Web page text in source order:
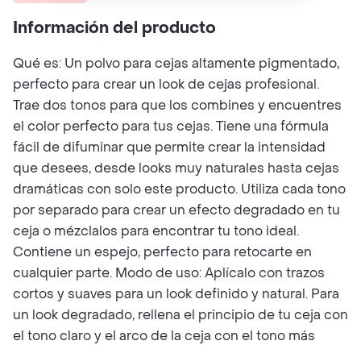
Información del producto
Qué es: Un polvo para cejas altamente pigmentado,
perfecto para crear un look de cejas profesional.
Trae dos tonos para que los combines y encuentres
el color perfecto para tus cejas. Tiene una fórmula
fácil de difuminar que permite crear la intensidad
que desees, desde looks muy naturales hasta cejas
dramáticas con solo este producto. Utiliza cada tono
por separado para crear un efecto degradado en tu
ceja o mézclalos para encontrar tu tono ideal.
Contiene un espejo, perfecto para retocarte en
cualquier parte. Modo de uso: Aplícalo con trazos
cortos y suaves para un look definido y natural. Para
un look degradado, rellena el principio de tu ceja con
el tono claro y el arco de la ceja con el tono más